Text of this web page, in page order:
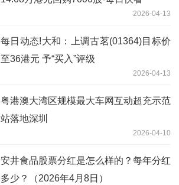
2026-04-13
每日动态!大和：上调古茗(01364)目标价
至36港元 予“买入”评级
2026-04-13
粤港澳大湾区规模最大车网互动超充示范
站落地深圳
2026-04-10
安井食品股票分红是怎么样的？每年分红
多少？（2026年4月8日）